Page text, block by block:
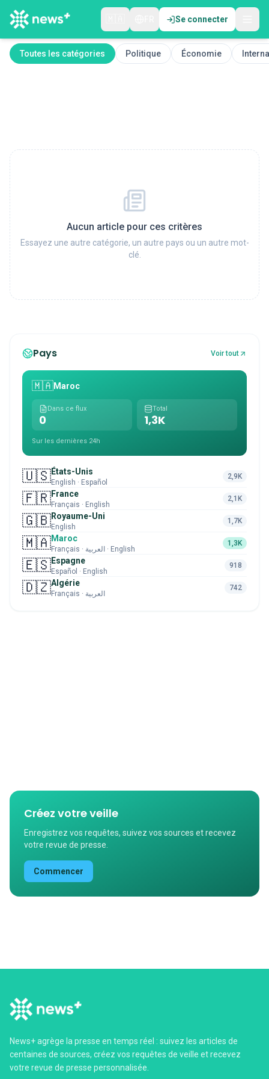
Se connecter
Toutes les catégories Politique Économie
Aucun article pour ces critères
Essayez une autre catégorie, un autre pays ou un autre mot-
clé.
Pays Voir tout
🇲🇦Maroc
Dans ce flux
0
Total
1,3K
Sur les dernières 24h
🇺🇸États-Unis
English · Español
2,9K
🇫🇷France
Français · English
2,1K
🇬🇧Royaume-Uni
English
1,7K
🇲🇦Maroc
Français · العربية · English
1,3K
🇪🇸Espagne
Español · English
918
🇩🇿Algérie
Français · العربية
742
Créez votre veille
Enregistrez vos requêtes, suivez vos sources et recevez
votre revue de presse.
Commencer
News+ agrège la presse en temps réel : suivez les articles de
centaines de sources, créez vos requêtes de veille et recevez
votre revue de presse personnalisée.